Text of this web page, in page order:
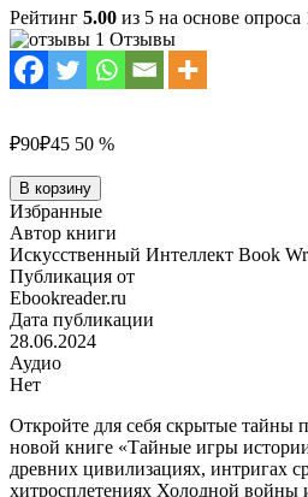
Рейтинг 5.00 из 5 на основе опроса
1 Отзывы
₽90₽45 50 %
Количество
товара
Политические
интриги:
Тайные
манипуляции
и
внешние
вмешательства
в
наций.
В корзину
Избранные
Автор книги
Искусственный Интеллект Book
Публикация от
Ebookreader.ru
Дата публикации
28.06.2024
Аудио
Нет
Откройте для себя скрытые тайны
новой книге «Тайные игры
древних цивилизациях, интригах
хитросплетениях Холодной войны